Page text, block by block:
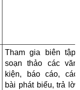
Tham gia biên tập,
soạn thảo các văn
kiện, báo cáo, các
bài phát biểu, trả lời